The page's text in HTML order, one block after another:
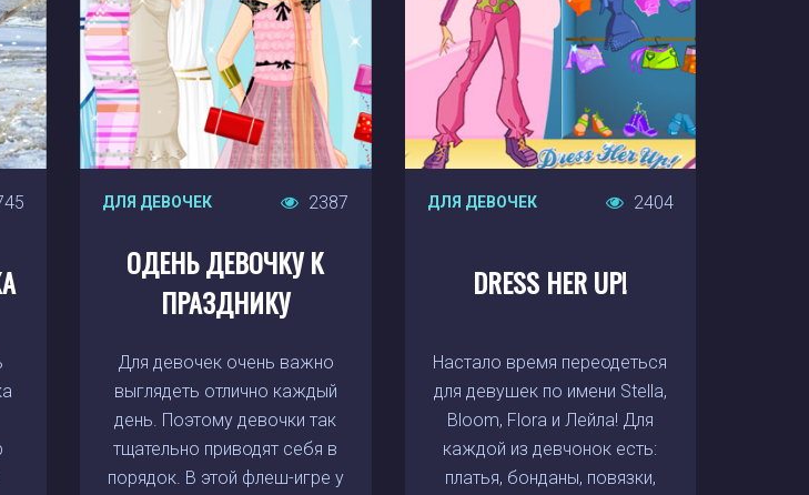
ДЛЯ ДЕВОЧЕК 2387
ОДЕНЬ ДЕВОЧКУ К
ПРАЗДНИКУ
Для девочек очень важно
выглядеть отлично каждый
день. Поэтому девочки так
тщательно приводят себя в
порядок. В этой флеш-игре у
ДЛЯ ДЕВОЧЕК 2404
DRESS HER UP!
Настало время переодеться
для девушек по имени Stella,
Bloom, Flora и Лейла! Для
каждой из девчонок есть:
платья, бонданы, повязки,